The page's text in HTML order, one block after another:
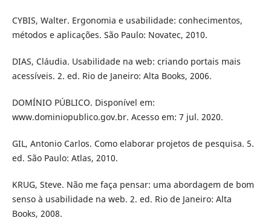
CYBIS, Walter. Ergonomia e usabilidade: conhecimentos,
métodos e aplicações. São Paulo: Novatec, 2010.
DIAS, Cláudia. Usabilidade na web: criando portais mais
acessíveis. 2. ed. Rio de Janeiro: Alta Books, 2006.
DOMÍNIO PÚBLICO. Disponível em:
www.dominiopublico.gov.br. Acesso em: 7 jul. 2020.
GIL, Antonio Carlos. Como elaborar projetos de pesquisa. 5.
ed. São Paulo: Atlas, 2010.
KRUG, Steve. Não me faça pensar: uma abordagem de bom
senso à usabilidade na web. 2. ed. Rio de Janeiro: Alta
Books, 2008.